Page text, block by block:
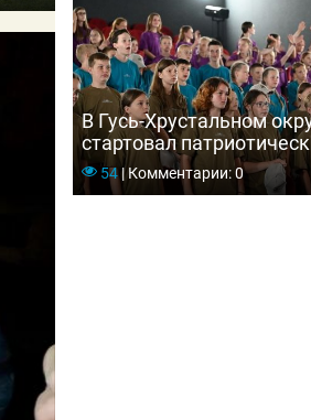
В Гусь-Хрустальном
стартовал
«Мещёрские зори —
54|Комментарии: 0